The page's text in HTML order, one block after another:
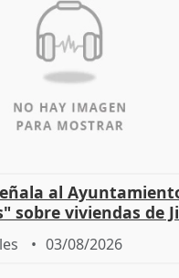
al
sobre viviendas de
03/08/2026